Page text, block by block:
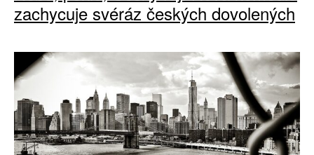
zachycuje svéráz českých dovolených